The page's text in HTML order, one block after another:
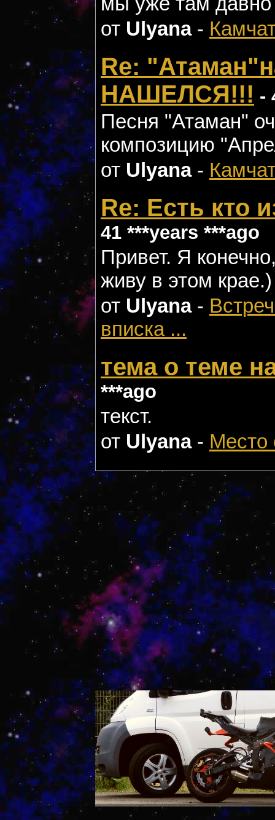
от Ulyana-
Re:
НАШЕЛСЯ!!! -
Песня "Атаман"
композицию
от Ulyana-
Re: Есть кто
41 ***years ***ago
Привет. Я
живу в этом крае.)
от Ulyana-
вписка ...
тема о теме
***ago
текст.
от Ulyana- Место